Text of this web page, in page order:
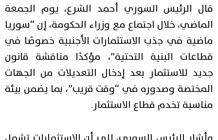
قال الرئيس السوري أحمد الشرع، يوم الجمعة
الماضي، خلال اجتماع مع وزراء الحكومة، إن “سوريا
ماضية في جذب الاستثمارات الأجنبية خصوصًا في
قطاعات البنية التحتية”، مؤكدًا مناقشة قانون
جديد للاستثمار بعد إدخال التعديلات من الجهات
المختصة وصدوره في “وقت قريب”، بما يضمن بيئة
مناسبة تخدم قطاع الاستثمار.